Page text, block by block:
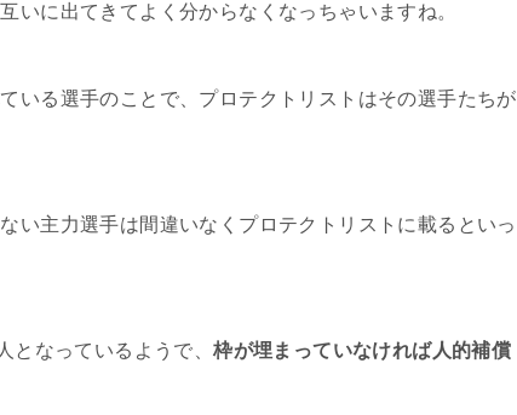
いに出てきてよく分からなくなっちゃいますね。
いる選手のことで、プロテクトリストはその選手たちが
い主力選手は間違いなくプロテクトリストに載るといっ
となっているようで、枠が埋まっていなければ人的補償